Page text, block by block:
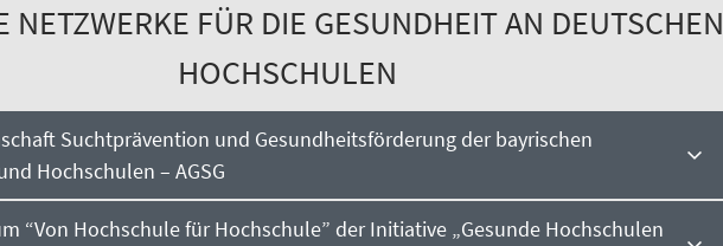
NETZWERKE FÜR DIE GESUNDHEIT AN DEUTSCHEN
HOCHSCHULEN
Suchtprävention und Gesundheitsförderung der bayrischen
Hochschulen – AGSG
“Von Hochschule für Hochschule” der Initiative „Gesunde Hochschulen